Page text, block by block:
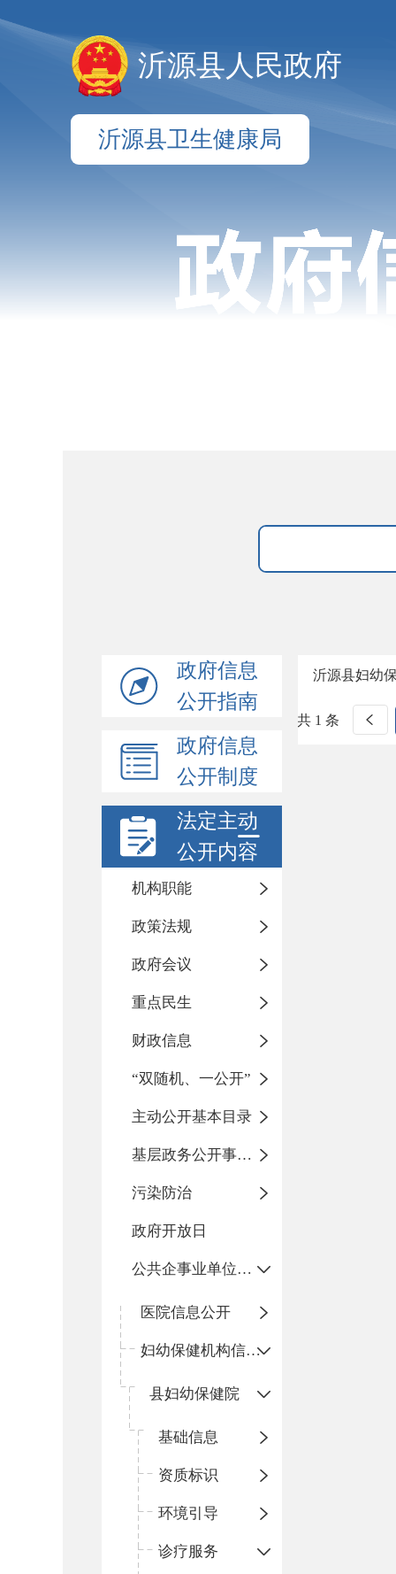
沂源县人民政府
沂源县卫生健康局
政府信息
公开指南
政府信息
公开制度
法定主动
公开内容
机构职能
政策法规
政府会议
重点民生
财政信息
“双随机、一公开”
主动公开基本目录
基层政务公开事项标准目录
污染防治
政府开放日
公共企事业单位信息公开
医院信息公开
妇幼保健机构信息公开
县妇幼保健院
基础信息
资质标识
环境引导
诊疗服务
沂源县妇幼
共 1 条